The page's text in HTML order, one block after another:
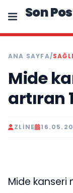
Son
ANA SAYFA/
Mide
artıran
ZLINE
Mide kanseri